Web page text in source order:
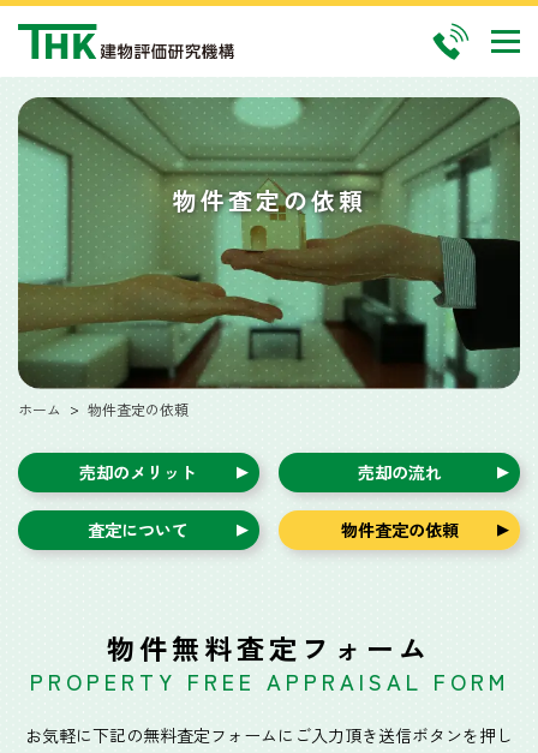
物件査定の依頼
ホーム 物件査定の依頼
売却のメリット 売却の流れ
査定について 物件査定の依頼
物件無料査定フォーム
PROPERTY FREE APPRAISAL FORM
お気軽に下記の無料査定フォームにご入力頂き送信ボタンを押し